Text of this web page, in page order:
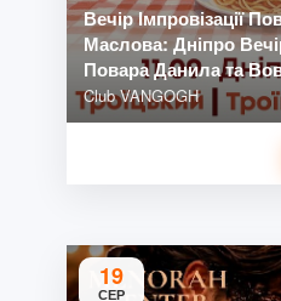
Вечір Імпровізації
Маслова: Дніпро
Повара Данила та
Club VANGOGH
19
СЕР